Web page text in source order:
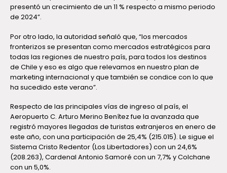
presentó un crecimiento de un 11 % respecto a mismo periodo
de 2024”.
Por otro lado, la autoridad señaló que, “los mercados
fronterizos se presentan como mercados estratégicos para
todas las regiones de nuestro país, para todos los destinos
de Chile y eso es algo que relevamos en nuestro plan de
marketing internacional y que también se condice con lo que
ha sucedido este verano”.
Respecto de las principales vías de ingreso al país, el
Aeropuerto C. Arturo Merino Benítez fue la avanzada que
registró mayores llegadas de turistas extranjeros en enero de
este año, con una participación de 25,4% (215.015). Le sigue el
Sistema Cristo Redentor (Los Libertadores) con un 24,6%
(208.263), Cardenal Antonio Samoré con un 7,7% y Colchane
con un 5,0%.